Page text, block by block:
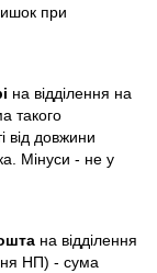
при
на відділення на
такого
від довжини
Мінуси - не у
на відділення
НП) - сума